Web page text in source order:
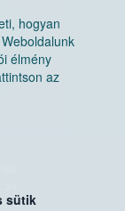
hogyan
élmény
az
sütik